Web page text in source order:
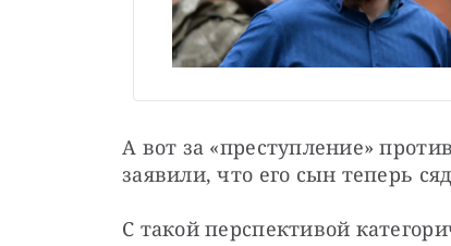
А вот за «преступление»
заявили, что его сын теперь
С такой перспективой